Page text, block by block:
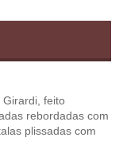
Girardi, feito
rebordadas com
plissadas com